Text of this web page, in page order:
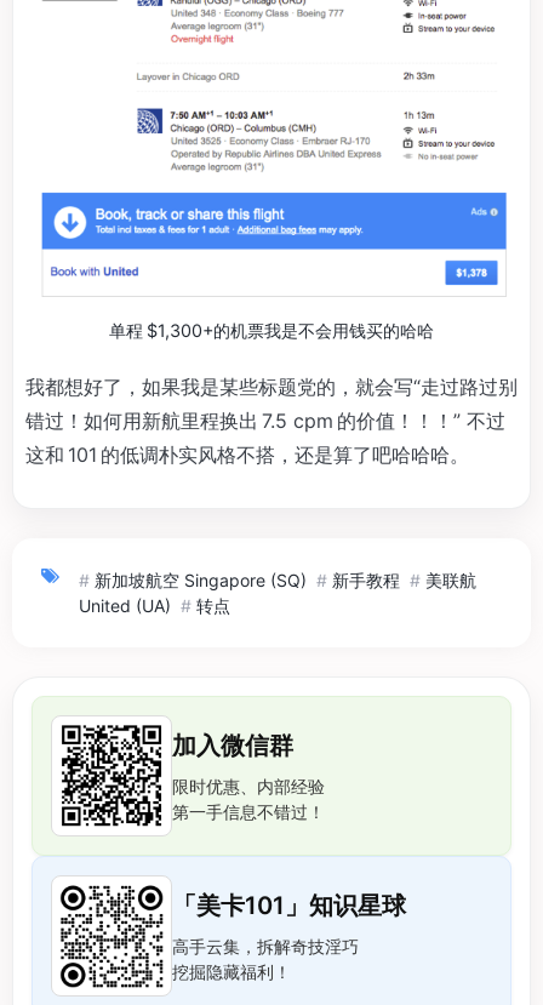
单程 $1,300+的机票我是不会用钱买的哈哈
我都想好了，如果我是某些标题党的，就会写“走过路过别
错过！如何用新航里程换出 7.5 cpm 的价值！！！” 不过
这和 101 的低调朴实风格不搭，还是算了吧哈哈哈。
# 新加坡航空 Singapore (SQ) # 新手教程 # 美联航
United (UA) # 转点
加入微信群
限时优惠、内部经验
第一手信息不错过！
「美卡101」知识星球
高手云集，拆解奇技淫巧
挖掘隐藏福利！